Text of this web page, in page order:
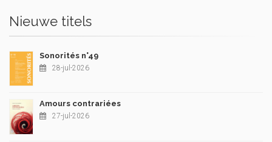
Nieuwe titels
Sonorités n°49
28-jul-2026
Amours contrariées
27-jul-2026